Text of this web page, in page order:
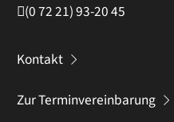
(07221) 93-2045
Kontakt
Zur Terminvereinbarung